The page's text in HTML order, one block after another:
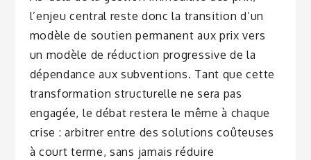
l’enjeu central reste donc la transition d’un
modèle de soutien permanent aux prix vers
un modèle de réduction progressive de la
dépendance aux subventions. Tant que cette
transformation structurelle ne sera pas
engagée, le débat restera le même à chaque
crise : arbitrer entre des solutions coûteuses
à court terme, sans jamais réduire